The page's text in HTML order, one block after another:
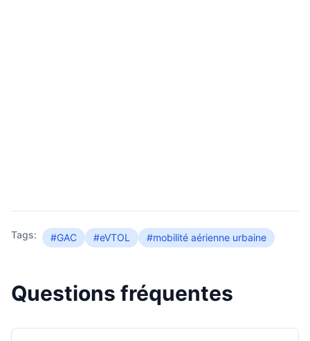
Tags: #GAC #eVTOL #mobilité aérienne urbaine
Questions fréquentes